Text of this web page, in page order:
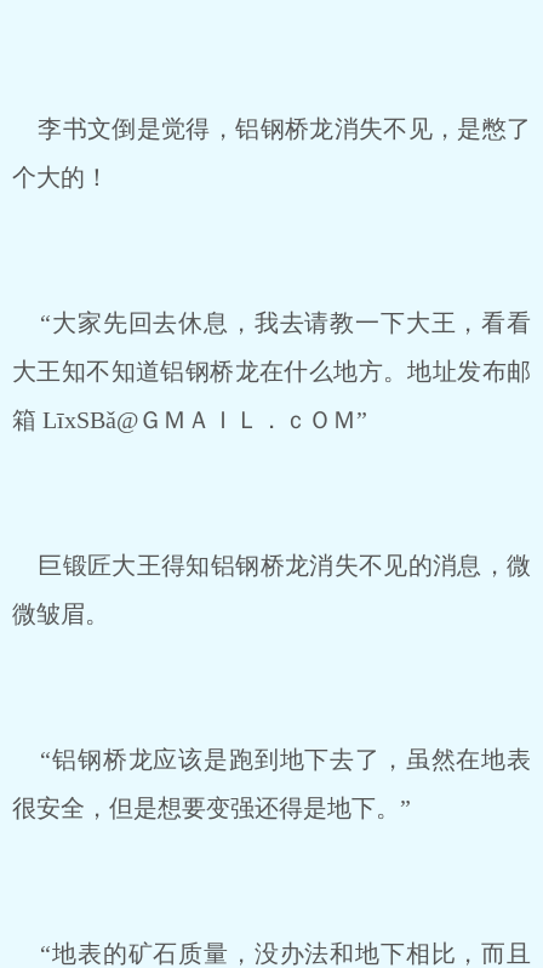
李书文倒是觉得，铝钢桥龙消失不见，是憋了
个大的！
“大家先回去休息，我去请教一下大王，看看
大王知不知道铝钢桥龙在什么地方。地址发布邮
箱 LīxSBǎ@ＧＭＡＩＬ．ｃＯＭ”
巨锻匠大王得知铝钢桥龙消失不见的消息，微
微皱眉。
“铝钢桥龙应该是跑到地下去了，虽然在地表
很安全，但是想要变强还得是地下。”
“地表的矿石质量，没办法和地下相比，而且